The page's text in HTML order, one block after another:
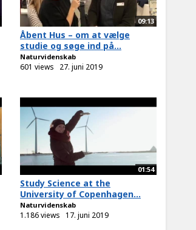
09:13
Åbent Hus – om at vælge
studie og søge ind på...
Naturvidenskab
601 views 27. juni 2019
01:54
Study Science at the
University of Copenhagen...
Naturvidenskab
1.186 views 17. juni 2019